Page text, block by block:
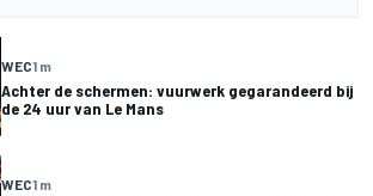
WEC1 m
Achter de schermen: vuurwerk gegarandeerd bij
de 24 uur van Le Mans
WEC1 m